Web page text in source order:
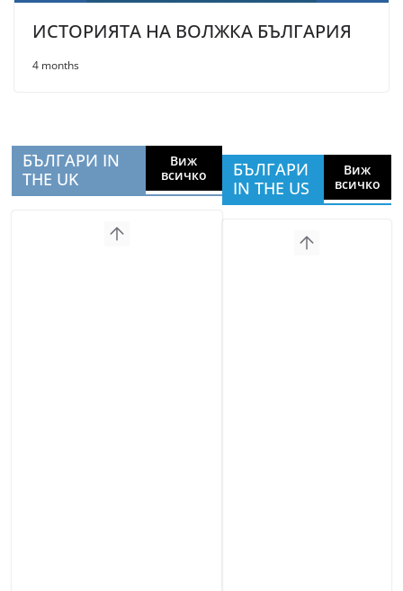
ИСТОРИЯТА НА ВОЛЖКА БЪЛГАРИЯ
4 months
БЪЛГАРИ IN
THE UK
Виж
всичко
БЪЛГАРИ
IN THE US
Виж
всичко